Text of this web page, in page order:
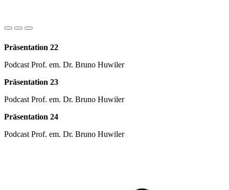
Präsentation 22
Podcast Prof. em. Dr. Bruno Huwiler
Präsentation 23
Podcast Prof. em. Dr. Bruno Huwiler
Präsentation 24
Podcast Prof. em. Dr. Bruno Huwiler